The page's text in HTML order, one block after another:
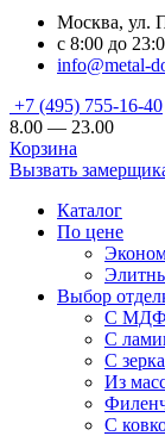
Москва, ул.
с 8:00 до
info@metal-
+7 (495) 755-16-40
8.00 — 23.00
Корзина
Вызвать
Каталог
По цене
Выбор
С МДФ
С
С
Из
С